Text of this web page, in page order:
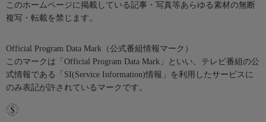
このホームページに掲載している記事・写真等あらゆる素材の無断
複写・転載を禁じます。
Official Program Data Mark（公式番組情報マーク）
このマークは「Official Program Data Mark」といい、テレビ番組の公
式情報である「SI(Service Information)情報」を利用したサービスに
のみ表記が許されているマークです。